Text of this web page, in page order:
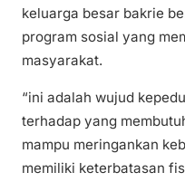
keluarga besar bakrie
program sosial yang
masyarakat.
“ini adalah wujud
terhadap yang
mampu meringankan
memiliki keterbatasan